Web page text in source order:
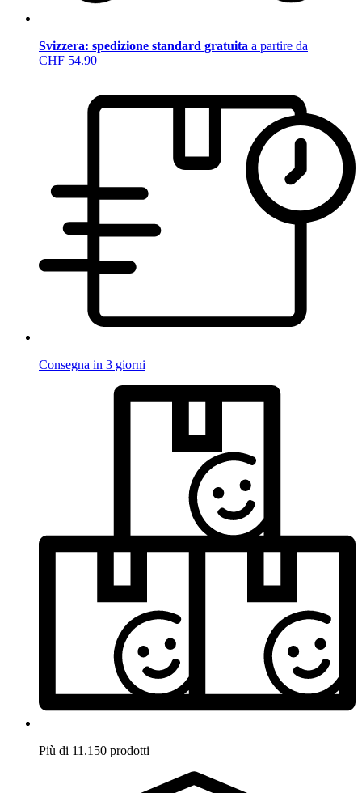
Svizzera: spedizione standard gratuita a partire da
CHF 54.90
Consegna in 3 giorni
Più di 11.150 prodotti